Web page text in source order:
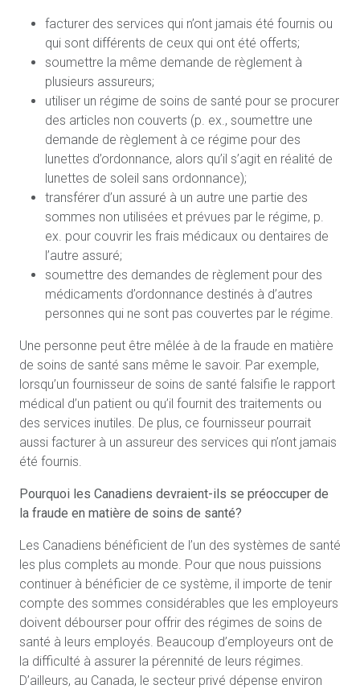
facturer des services qui n’ont jamais été fournis ou
qui sont différents de ceux qui ont été offerts;
soumettre la même demande de règlement à
plusieurs assureurs;
utiliser un régime de soins de santé pour se procurer
des articles non couverts (p. ex., soumettre une
demande de règlement à ce régime pour des
lunettes d’ordonnance, alors qu’il s’agit en réalité de
lunettes de soleil sans ordonnance);
transférer d’un assuré à un autre une partie des
sommes non utilisées et prévues par le régime, p.
ex. pour couvrir les frais médicaux ou dentaires de
l’autre assuré;
soumettre des demandes de règlement pour des
médicaments d’ordonnance destinés à d’autres
personnes qui ne sont pas couvertes par le régime.
Une personne peut être mêlée à de la fraude en matière
de soins de santé sans même le savoir. Par exemple,
lorsqu’un fournisseur de soins de santé falsifie le rapport
médical d’un patient ou qu’il fournit des traitements ou
des services inutiles. De plus, ce fournisseur pourrait
aussi facturer à un assureur des services qui n’ont jamais
été fournis.
Pourquoi les Canadiens devraient-ils se préoccuper de
la fraude en matière de soins de santé?
Les Canadiens bénéficient de l’un des systèmes de santé
les plus complets au monde. Pour que nous puissions
continuer à bénéficier de ce système, il importe de tenir
compte des sommes considérables que les employeurs
doivent débourser pour offrir des régimes de soins de
santé à leurs employés. Beaucoup d’employeurs ont de
la difficulté à assurer la pérennité de leurs régimes.
D’ailleurs, au Canada, le secteur privé dépense environ